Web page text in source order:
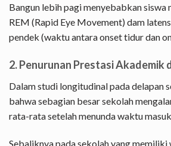
Bangun lebih pagi menyebabkan
REM (Rapid Eye Movement) dam
pendek (waktu antara onset tidur dan
2. Penurunan Prestasi Akademik
Dalam studi longitudinal pada delapan
bahwa sebagian besar sekolah
rata-rata setelah menunda waktu
Sebaliknya pada sekolah yang